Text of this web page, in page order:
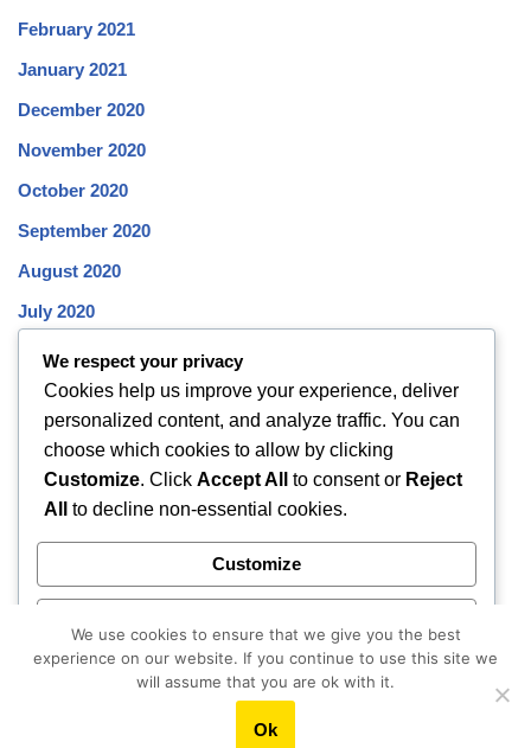
February 2021
January 2021
December 2020
November 2020
October 2020
September 2020
August 2020
July 2020
June 2020
May 2020
April 2020
March 2020
February 2020
December 2019
November 2019
October 2019
We respect your privacy
Cookies help us improve your experience, deliver
personalized content, and analyze traffic. You can
choose which cookies to allow by clicking
Customize. Click Accept All to consent or Reject
All
to decline non-essential cookies.
Customize
Accept All
We use cookies to ensure that we give you the best
experience on our website. If you continue to use this site we
will assume that you are ok with it.
Ok